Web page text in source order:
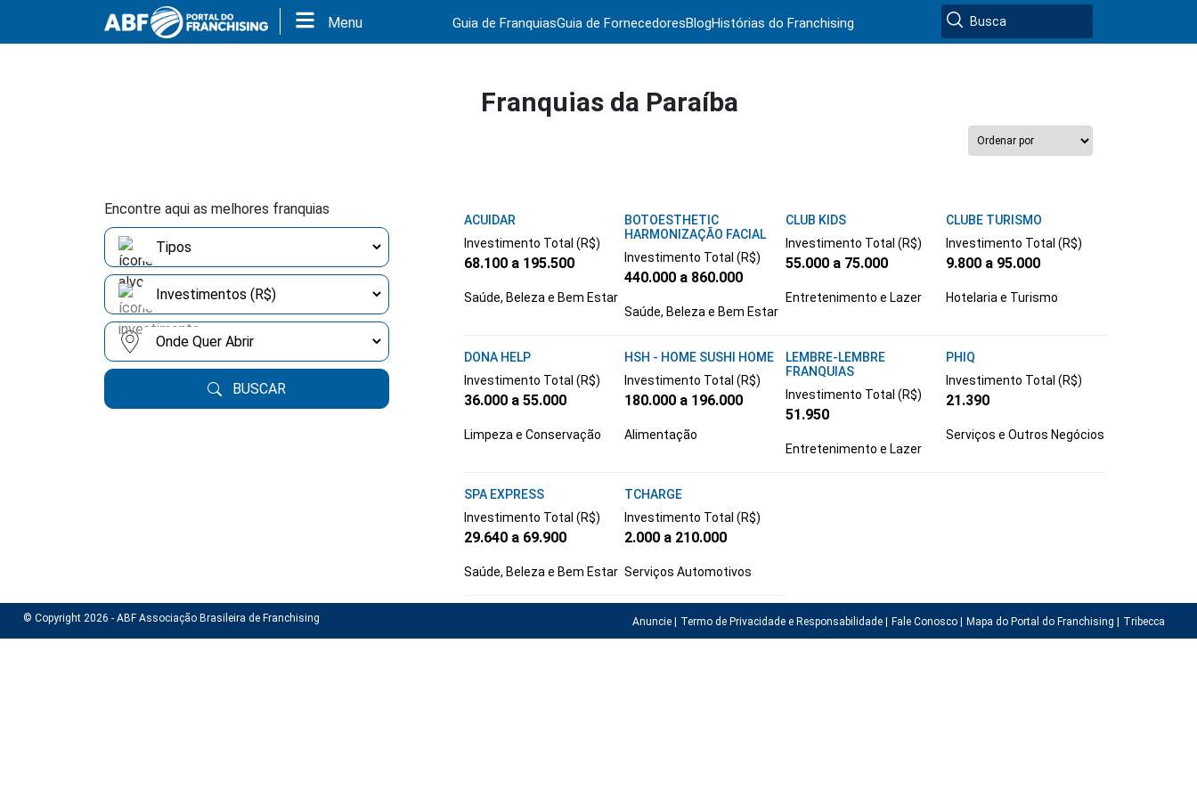
Menu Guia de FranquiasGuia de FornecedoresBlogHistórias do Franchising
Franquias da Paraíba
Encontre aqui as melhores franquias
BUSCAR
ACUIDAR
Investimento Total (R$)
68.100 a 195.500
Saúde, Beleza e Bem Estar
BOTOESTHETIC
HARMONIZAÇÃO FACIAL
Investimento Total (R$)
440.000 a 860.000
Saúde, Beleza e Bem Estar
CLUB KIDS
Investimento Total (R$)
55.000 a 75.000
Entretenimento e Lazer
CLUBE TURISMO
Investimento Total (R$)
9.800 a 95.000
Hotelaria e Turismo
DONA HELP
Investimento Total (R$)
36.000 a 55.000
Limpeza e Conservação
HSH - HOME SUSHI HOME
Investimento Total (R$)
180.000 a 196.000
Alimentação
LEMBRE-LEMBRE
FRANQUIAS
Investimento Total (R$)
51.950
Entretenimento e Lazer
PHIQ
Investimento Total (R$)
21.390
Serviços e Outros Negócios
SPA EXPRESS
Investimento Total (R$)
29.640 a 69.900
Saúde, Beleza e Bem Estar
TCHARGE
Investimento Total (R$)
2.000 a 210.000
Serviços Automotivos
© Copyright 2026 - ABF Associação Brasileira de Franchising Anuncie | Termo de Privacidade e Responsabilidade | Fale Conosco | Mapa do Portal do Franchising | Tribecca